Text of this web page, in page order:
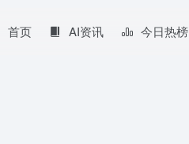
首页 AI资讯 今日热榜